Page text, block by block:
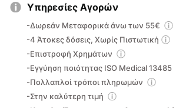
Υπηρεσίες Αγορών
-Δωρεάν Μεταφορικά άνω των 55€
-4 Άτοκες δόσεις, Χωρίς Πιστωτική
-Επιστροφή Χρημάτων
-Εγγύηση ποιότητας ISO Medical 13485
-Πολλαπλοί τρόποι πληρωμών
-Στην καλύτερη τιμή